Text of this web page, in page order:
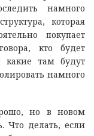
намного
которая
покупает
кто будет
там будут
намного
но в новом
Что делать, если